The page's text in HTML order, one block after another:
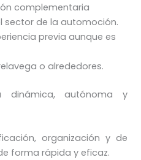
complementaria
sector de la automoción.
previa aunque es
o alrededores.
dinámica, autónoma y
organización y de
forma rápida y eficaz.